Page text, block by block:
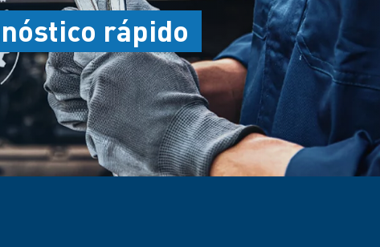
rápido